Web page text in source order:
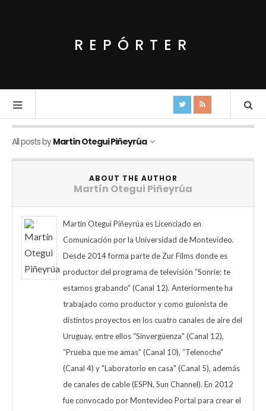
REPÓRTER
All posts byMartín Otegui Piñeyrúa
ABOUT THE AUTHOR
Martín Otegui Piñeyrúa
Martín Otegui Piñeyrúa es Licenciado en
Comunicación por la Universidad de Montevideo.
Desde 2014 forma parte de Zur Films donde es
productor del programa de televisión “Sonríe: te
estamos grabando” (Canal 12). Anteriormente ha
trabajado como productor y como guionista de
distintos proyectos en los cuatro canales de aire del
Uruguay, entre ellos “Sinvergüenza" (Canal 12),
“Prueba que me amas” (Canal 10), “Telenoche"
(Canal 4) y "Laboratorio en casa" (Canal 5), además
de canales de cable (ESPN, Sun Channel). En 2012
fue convocado por Montevideo Portal para crear el